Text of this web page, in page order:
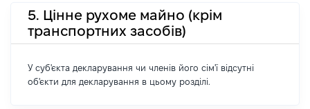
5. Цінне рухоме майно (крім
транспортних засобів)
У суб'єкта декларування чи членів його сім'ї відсутні
об'єкти для декларування в цьому розділі.